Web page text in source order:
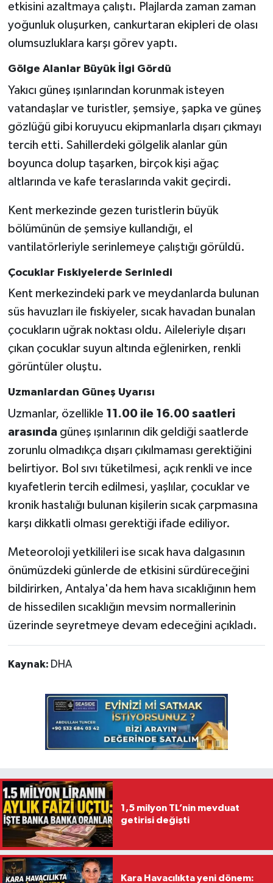
etkisini azaltmaya çalıştı. Plajlarda zaman zaman
yoğunluk oluşurken, cankurtaran ekipleri de olası
olumsuzluklara karşı görev yaptı.
Gölge Alanlar Büyük İlgi Gördü
Yakıcı güneş ışınlarından korunmak isteyen
vatandaşlar ve turistler, şemsiye, şapka ve güneş
gözlüğü gibi koruyucu ekipmanlarla dışarı çıkmayı
tercih etti. Sahillerdeki gölgelik alanlar gün
boyunca dolup taşarken, birçok kişi ağaç
altlarında ve kafe teraslarında vakit geçirdi.
Kent merkezinde gezen turistlerin büyük
bölümünün de şemsiye kullandığı, el
vantilatörleriyle serinlemeye çalıştığı görüldü.
Çocuklar Fıskiyelerde Serinledi
Kent merkezindeki park ve meydanlarda bulunan
süs havuzları ile fıskiyeler, sıcak havadan bunalan
çocukların uğrak noktası oldu. Aileleriyle dışarı
çıkan çocuklar suyun altında eğlenirken, renkli
görüntüler oluştu.
Uzmanlardan Güneş Uyarısı
Uzmanlar, özellikle 11.00 ile 16.00 saatleri
arasındagüneş ışınlarının dik geldiği saatlerde
zorunlu olmadıkça dışarı çıkılmaması gerektiğini
belirtiyor. Bol sıvı tüketilmesi, açık renkli ve ince
kıyafetlerin tercih edilmesi, yaşlılar, çocuklar ve
kronik hastalığı bulunan kişilerin sıcak çarpmasına
karşı dikkatli olması gerektiği ifade ediliyor.
Meteoroloji yetkilileri ise sıcak hava dalgasının
önümüzdeki günlerde de etkisini sürdüreceğini
bildirirken, Antalya'da hem hava sıcaklığının hem
de hissedilen sıcaklığın mevsim normallerinin
üzerinde seyretmeye devam edeceğini açıkladı.
Kaynak: DHA
1,5 milyon TL’nin mevduat
getirisi değişti
Kara Havacılıkta yeni dönem: